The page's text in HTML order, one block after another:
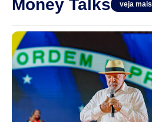
Money Talks veja mais